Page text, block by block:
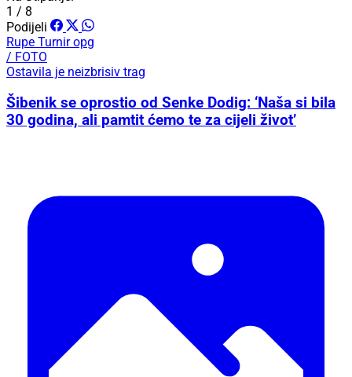
1 / 8
Podijeli
Rupe Turniropg
/ FOTO
Ostavila je neizbrisiv trag
Šibenik se oprostio od Senke Dodig: ‘Naša si bila
30 godina, ali pamtit ćemo te za cijeli život’